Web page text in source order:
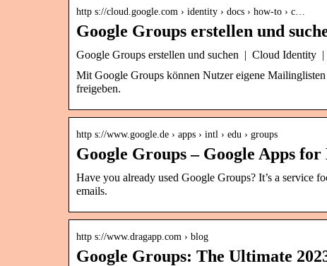
http s://cloud.google.com › identity › docs › how-to › c…
Google Groups erstellen und
Google Groups erstellen und suchen | Cloud Identity
Mit Google Groups können Nutzer eigene
freigeben.
http s://www.google.de › apps › intl › edu › groups
Google Groups – Google Apps
Have you already used Google Groups? It’s a service
emails.
http s://www.dragapp.com › blog
Google Groups: The Ultimate